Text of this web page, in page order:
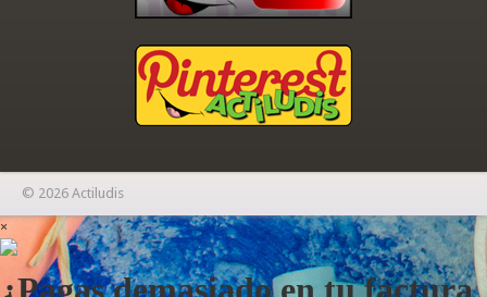
© 2026 Actiludis
×